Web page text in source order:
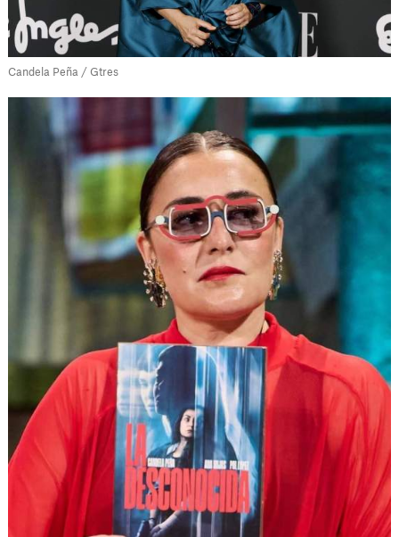
Candela Peña / Gtres